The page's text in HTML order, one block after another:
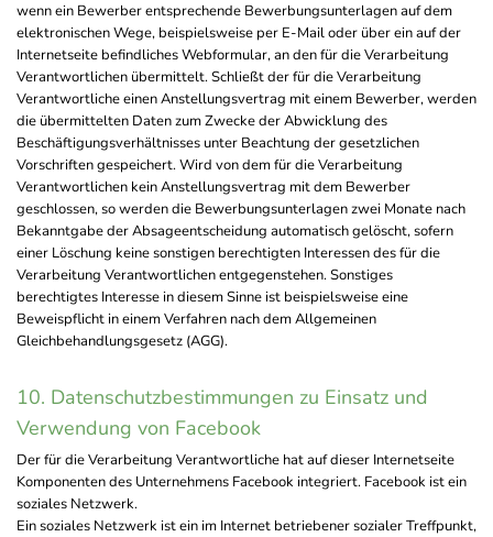
wenn ein Bewerber entsprechende Bewerbungsunterlagen auf dem
elektronischen Wege, beispielsweise per E-Mail oder über ein auf der
Internetseite befindliches Webformular, an den für die Verarbeitung
Verantwortlichen übermittelt. Schließt der für die Verarbeitung
Verantwortliche einen Anstellungsvertrag mit einem Bewerber, werden
die übermittelten Daten zum Zwecke der Abwicklung des
Beschäftigungsverhältnisses unter Beachtung der gesetzlichen
Vorschriften gespeichert. Wird von dem für die Verarbeitung
Verantwortlichen kein Anstellungsvertrag mit dem Bewerber
geschlossen, so werden die Bewerbungsunterlagen zwei Monate nach
Bekanntgabe der Absageentscheidung automatisch gelöscht, sofern
einer Löschung keine sonstigen berechtigten Interessen des für die
Verarbeitung Verantwortlichen entgegenstehen. Sonstiges
berechtigtes Interesse in diesem Sinne ist beispielsweise eine
Beweispflicht in einem Verfahren nach dem Allgemeinen
Gleichbehandlungsgesetz (AGG).
10. Datenschutzbestimmungen zu Einsatz und
Verwendung von Facebook
Der für die Verarbeitung Verantwortliche hat auf dieser Internetseite
Komponenten des Unternehmens Facebook integriert. Facebook ist ein
soziales Netzwerk.
Ein soziales Netzwerk ist ein im Internet betriebener sozialer Treffpunkt,